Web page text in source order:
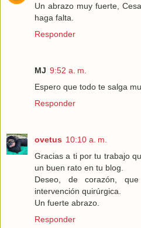
Un abrazo muy fuerte,
haga falta.
Responder
MJ 9:52 a. m.
Espero que todo te salga
Responder
ovetus 10:10 a. m.
Gracias a ti por tu trabajo
un buen rato en tu blog.
Deseo, de corazón,
intervención quirúrgica.
Un fuerte abrazo.
Responder